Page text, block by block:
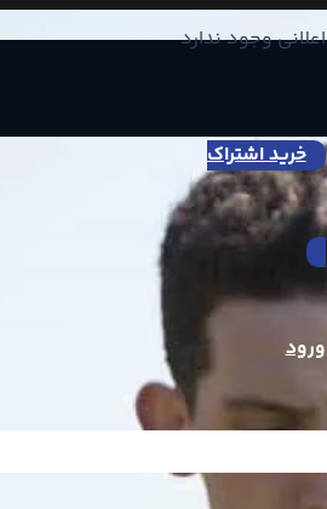
اعلانی وجود ندارد
خرید اشتراک
ورود